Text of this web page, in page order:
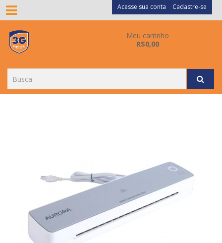
Acesse sua conta Cadastre-se
Meu carrinho
R$0,00